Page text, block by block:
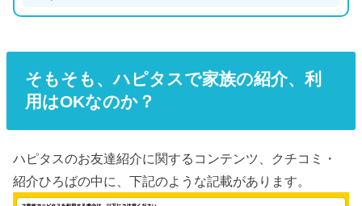
そもそも、ハピタスで家族の紹介、利
用はOKなのか？
ハピタスのお友達紹介に関するコンテンツ、クチコミ・
紹介ひろばの中に、下記のような記載があります。